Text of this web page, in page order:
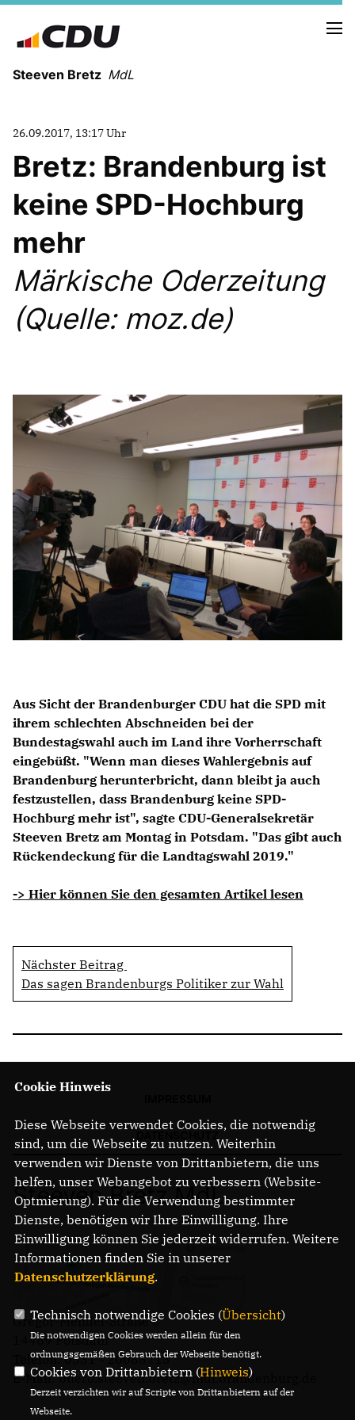
Steeven Bretz MdL
VITA
WAHLKREISBESUCHE
MEIN WAHLKREIS
ZIELE
CDU Deutschland
CDU Fraktion im Brandenburger Landtag
CDU Brandenburg
CDU Potsdam
26.09.2017, 13:17 Uhr
Bretz: Brandenburg ist
keine SPD-Hochburg
mehr
Märkische Oderzeitung
(Quelle: moz.de)
Aus Sicht der Brandenburger CDU hat die SPD mit
ihrem schlechten Abschneiden bei der
Bundestagswahl auch im Land ihre Vorherrschaft
eingebüßt. "Wenn man dieses Wahlergebnis auf
Brandenburg herunterbricht, dann bleibt ja auch
festzustellen, dass Brandenburg keine SPD-
Hochburg mehr ist", sagte CDU-Generalsekretär
Steeven Bretz am Montag in Potsdam. "Das gibt auch
Rückendeckung für die Landtagswahl 2019."
-> Hier können Sie den gesamten Artikel lesen
Nächster Beitrag
Das sagen Brandenburgs Politiker zur Wahl
Steeven Bretz MdL
Gregor-Mendel-Straße 3
14469 Potsdam
Telefon: 0331 - 20085713
E-Mail: buero.steeven.bretz@mdl.brandenburg.de
Cookie Hinweis
Diese Webseite verwendet Cookies, die notwendig
sind, um die Webseite zu nutzen. Weiterhin
verwenden wir Dienste von Drittanbietern, die uns
helfen, unser Webangebot zu verbessern (Website-
Optmierung). Für die Verwendung bestimmter
Dienste, benötigen wir Ihre Einwilligung. Ihre
Einwilligung können Sie jederzeit widerrufen. Weitere
Informationen finden Sie in unserer
Datenschutzerklärung.
Technisch notwendige Cookies (Übersicht)
Die notwendigen Cookies werden allein für den
ordnungsgemäßen Gebrauch der Webseite benötigt.
Cookies von Drittanbietern (Hinweis)
Derzeit verzichten wir auf Scripte von Drittanbietern auf der
Webseite.